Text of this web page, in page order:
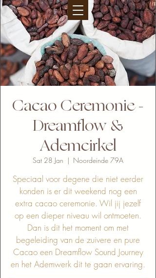
Cacao Ceremonie -
Dreamflow &
Ademcirkel
Sat 28 Jan
  |
Noordeinde 79A
Speciaal voor degene die niet eerder
konden is er dit weekend nog een
extra cacao ceremonie. Wil jij jezelf
op een dieper niveau wil ontmoeten.
Dan is dit het moment om met
begeleiding van de zuivere en pure
Cacao een Dreamflow Sound Journey
en het Ademwerk dit te gaan ervaring.